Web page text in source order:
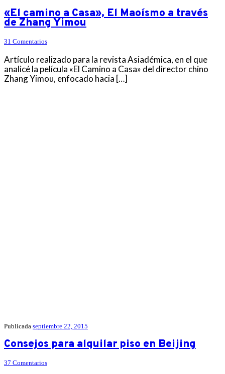
«El camino a Casa», El Maoísmo a través
de Zhang Yimou
31 Comentarios
Artículo realizado para la revista Asiadémica, en el que
analicé la película «El Camino a Casa» del director chino
Zhang Yimou, enfocado hacia […]
Publicada septiembre 22, 2015
Consejos para alquilar piso en Beijing
37 Comentarios